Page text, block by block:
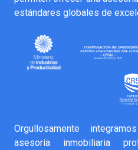
estándares globales de
Orgullosamente
asesoría inmobiliaria